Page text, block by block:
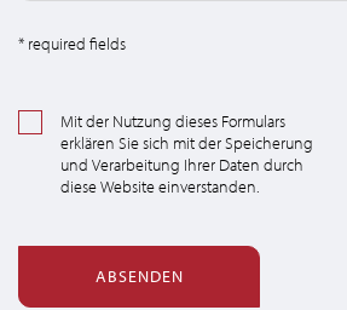
* required fields
Mit der Nutzung dieses Formulars
erklären Sie sich mit der Speicherung
und Verarbeitung Ihrer Daten durch
diese Website einverstanden.
ABSENDEN
SUCHEN